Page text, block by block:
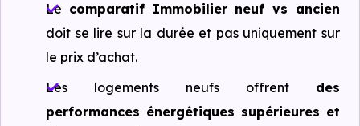
Ressources
Financer
Le comparatif Immobilier neuf vs ancien
doit se lire sur la durée et pas uniquement sur
le prix d’achat.
Les logements neufs offrent des
performances énergétiques supérieures et